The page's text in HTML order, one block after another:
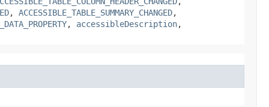
, ACCESSIBLE_TABLE_SUMMARY_CHANGED,
, accessibleDescription,